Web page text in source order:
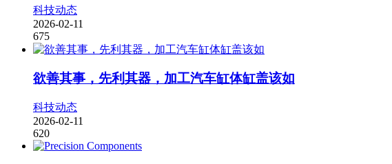
科技动态
2026-02-11
675
欲善其事，先利其器，加工汽车缸体缸盖该如
科技动态
2026-02-11
620